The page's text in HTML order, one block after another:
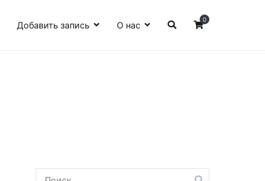
Добавить запись О нас
0
Найти: